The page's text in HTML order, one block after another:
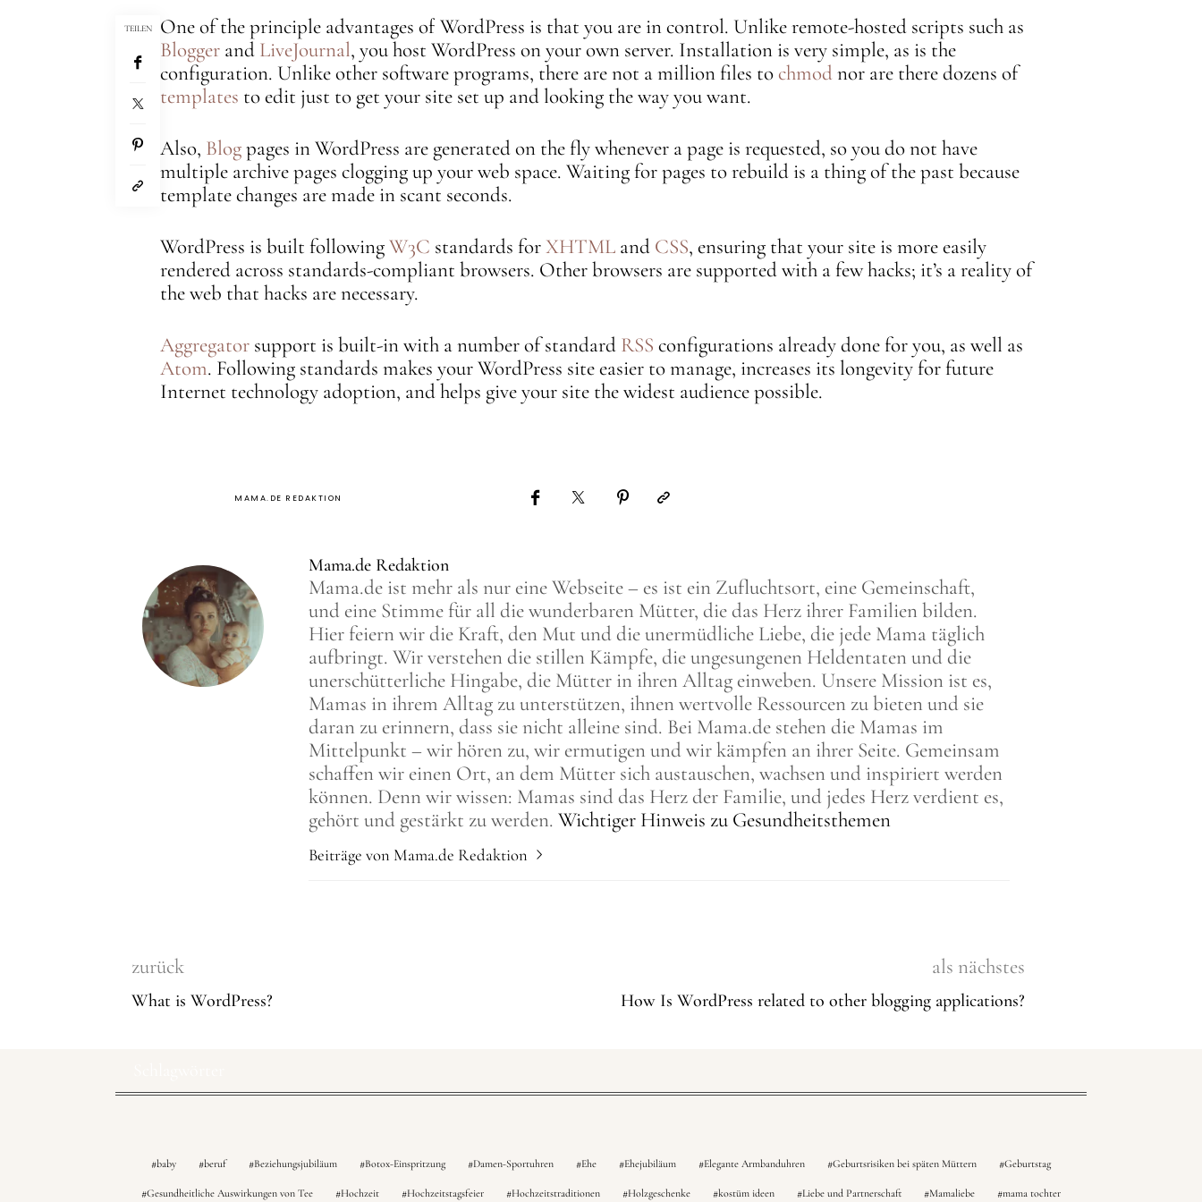
TEILEN
One of the principle advantages of WordPress is that you are in control. Unlike remote-hosted scripts such as
Blogger and LiveJournal, you host WordPress on your own server. Installation is very simple, as is the
configuration. Unlike other software programs, there are not a million files to chmod nor are there dozens of
templates to edit just to get your site set up and looking the way you want.
Also, Blogpages in WordPress are generated on the fly whenever a page is requested, so you do not have
multiple archive pages clogging up your web space. Waiting for pages to rebuild is a thing of the past because
template changes are made in scant seconds.
WordPress is built followingW3C standards forXHTML and CSS, ensuring that your site is more easily
rendered across standards-compliant browsers. Other browsers are supported with a few hacks; it’s a reality of
the web that hacks are necessary.
Aggregator support is built-in with a number of standard RSS configurations already done for you, as well as
Atom. Following standards makes your WordPress site easier to manage, increases its longevity for future
Internet technology adoption, and helps give your site the widest audience possible.
MAMA.DE REDAKTION
Mama.de Redaktion
Mama.de ist mehr als nur eine Webseite – es ist ein Zufluchtsort, eine Gemeinschaft,
und eine Stimme für all die wunderbaren Mütter, die das Herz ihrer Familien bilden.
Hier feiern wir die Kraft, den Mut und die unermüdliche Liebe, die jede Mama täglich
aufbringt. Wir verstehen die stillen Kämpfe, die ungesungenen Heldentaten und die
unerschütterliche Hingabe, die Mütter in ihren Alltag einweben. Unsere Mission ist es,
Mamas in ihrem Alltag zu unterstützen, ihnen wertvolle Ressourcen zu bieten und sie
daran zu erinnern, dass sie nicht alleine sind. Bei Mama.de stehen die Mamas im
Mittelpunkt – wir hören zu, wir ermutigen und wir kämpfen an ihrer Seite. Gemeinsam
schaffen wir einen Ort, an dem Mütter sich austauschen, wachsen und inspiriert werden
können. Denn wir wissen: Mamas sind das Herz der Familie, und jedes Herz verdient es,
gehört und gestärkt zu werden.Wichtiger Hinweis zu Gesundheitsthemen
Beiträge von Mama.de Redaktion
zurück
What is WordPress?
als nächstes
How Is WordPress related to other blogging applications?
baby beruf Beziehungsjubiläum Botox-Einspritzung Damen-Sportuhren Ehe Ehejubiläum Elegante Armbanduhren Geburtsrisiken bei späten Müttern Geburtstag
Gesundheitliche Auswirkungen von Tee Hochzeit Hochzeitstagsfeier Hochzeitstraditionen Holzgeschenke kostüm ideen Liebe und Partnerschaft Mamaliebe mama tochter